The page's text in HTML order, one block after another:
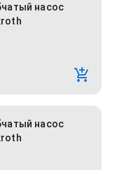
насос
насос